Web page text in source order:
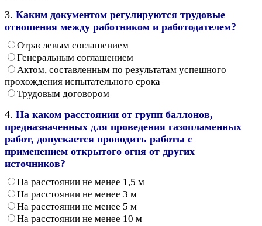
3. Каким документом регулируются трудовые
отношения между работником и работодателем?
Отраслевым соглашением
Генеральным соглашением
Актом, составленным по результатам успешного
прохождения испытательного срока
Трудовым договором
4. На каком расстоянии от групп баллонов,
предназначенных для проведения газопламенных
работ, допускается проводить работы с
применением открытого огня от других
источников?
На расстоянии не менее 1,5 м
На расстоянии не менее 3 м
На расстоянии не менее 5 м
На расстоянии не менее 10 м